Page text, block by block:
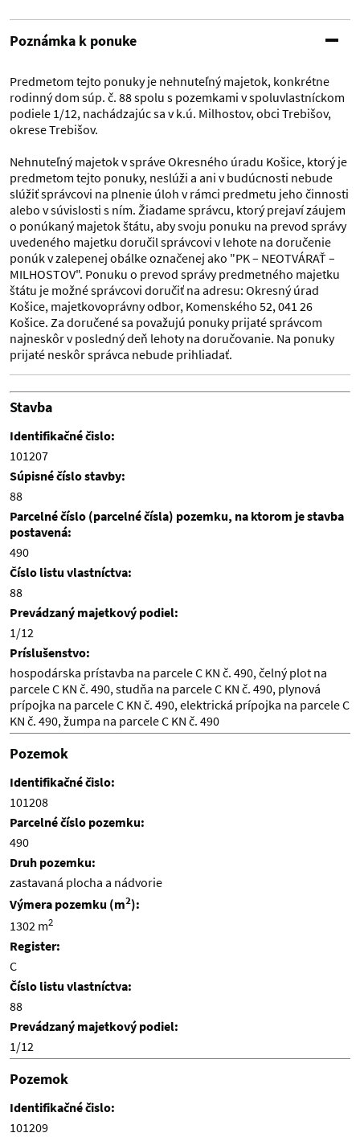
Poznámka k ponuke
Predmetom tejto ponuky je nehnuteľný majetok, konkrétne
rodinný dom súp. č. 88 spolu s pozemkami v spoluvlastníckom
podiele 1/12, nachádzajúc sa v k.ú. Milhostov, obci Trebišov,
okrese Trebišov.
Nehnuteľný majetok v správe Okresného úradu Košice, ktorý je
predmetom tejto ponuky, neslúži a ani v budúcnosti nebude
slúžiť správcovi na plnenie úloh v rámci predmetu jeho činnosti
alebo v súvislosti s ním. Žiadame správcu, ktorý prejaví záujem
o ponúkaný majetok štátu, aby svoju ponuku na prevod správy
uvedeného majetku doručil správcovi v lehote na doručenie
ponúk v zalepenej obálke označenej ako "PK – NEOTVÁRAŤ –
MILHOSTOV". Ponuku o prevod správy predmetného majetku
štátu je možné správcovi doručiť na adresu: Okresný úrad
Košice, majetkovoprávny odbor, Komenského 52, 041 26
Košice. Za doručené sa považujú ponuky prijaté správcom
najneskôr v posledný deň lehoty na doručovanie. Na ponuky
prijaté neskôr správca nebude prihliadať.
Stavba
Identifikačné čislo:
101207
Súpisné číslo stavby:
88
Parcelné číslo (parcelné čísla) pozemku, na ktorom je stavba
postavená:
490
Číslo listu vlastníctva:
88
Prevádzaný majetkový podiel:
1/12
Príslušenstvo:
hospodárska prístavba na parcele C KN č. 490, čelný plot na
parcele C KN č. 490, studňa na parcele C KN č. 490, plynová
prípojka na parcele C KN č. 490, elektrická prípojka na parcele C
KN č. 490, žumpa na parcele C KN č. 490
Pozemok
Identifikačné čislo:
101208
Parcelné číslo pozemku:
490
Druh pozemku:
zastavaná plocha a nádvorie
Výmera pozemku (m2):
1302 m2
Register:
C
Číslo listu vlastníctva:
88
Prevádzaný majetkový podiel:
1/12
Pozemok
Identifikačné čislo:
101209